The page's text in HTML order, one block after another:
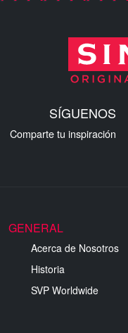
SÍGUENOS
Comparte tu inspiración
GENERAL
Acerca de Nosotros
Historia
SVP Worldwide